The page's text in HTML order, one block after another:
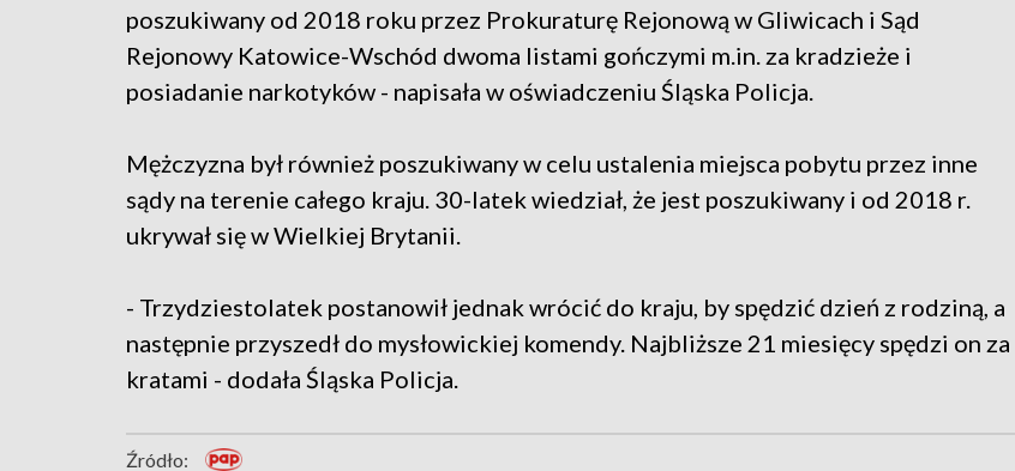
poszukiwany od 2018 roku przez Prokuraturę Rejonową w Gliwicach i Sąd
Rejonowy Katowice-Wschód dwoma listami gończymi m.in. za kradzieże i
posiadanie narkotyków - napisała w oświadczeniu Śląska Policja.
Mężczyzna był również poszukiwany w celu ustalenia miejsca pobytu przez inne
sądy na terenie całego kraju. 30-latek wiedział, że jest poszukiwany i od 2018 r.
ukrywał się w Wielkiej Brytanii.
- Trzydziestolatek postanowił jednak wrócić do kraju, by spędzić dzień z rodziną, a
następnie przyszedł do mysłowickiej komendy. Najbliższe 21 miesięcy spędzi on za
kratami - dodała Śląska Policja.
Źródło: